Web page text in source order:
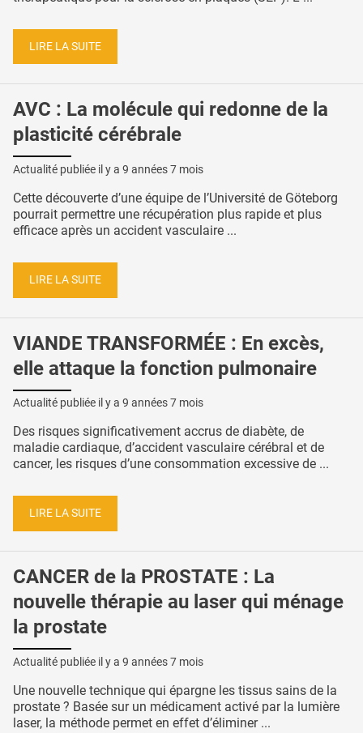
LIRE LA SUITE
AVC : La molécule qui redonne de la
plasticité cérébrale
Actualité publiée il y a 9 années 7 mois
Cette découverte d’une équipe de l’Université de Göteborg
pourrait permettre une récupération plus rapide et plus
efficace après un accident vasculaire ...
LIRE LA SUITE
VIANDE TRANSFORMÉE : En excès,
elle attaque la fonction pulmonaire
Actualité publiée il y a 9 années 7 mois
Des risques significativement accrus de diabète, de
maladie cardiaque, d’accident vasculaire cérébral et de
cancer, les risques d’une consommation excessive de ...
LIRE LA SUITE
CANCER de la PROSTATE : La
nouvelle thérapie au laser qui ménage
la prostate
Actualité publiée il y a 9 années 7 mois
Une nouvelle technique qui épargne les tissus sains de la
prostate ? Basée sur un médicament activé par la lumière
laser, la méthode permet en effet d’éliminer ...